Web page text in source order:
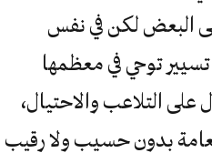
البعض لكن في نفس
توحي في معظمها
على التلاعب والاحتيال،
بدون حسيب ولا رقيب